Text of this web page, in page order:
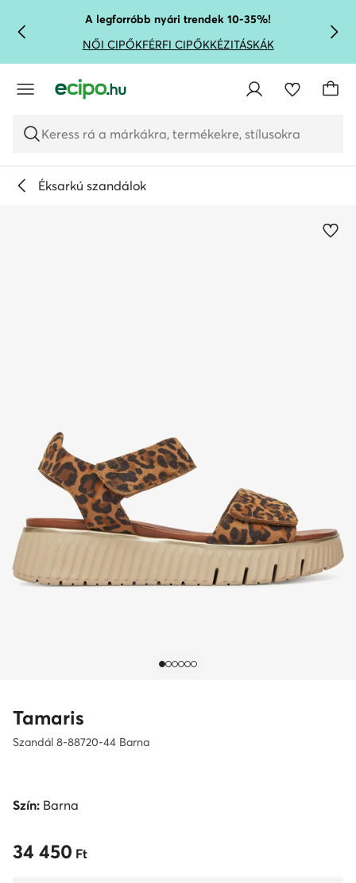
UGRÁS A FŐ TARTALOMRA
UGRÁS A KERESÉSHEZA legforróbb nyári trendek 10-35%!
NŐI CIPŐKFÉRFI CIPŐKKÉZITÁSKÁK
Keress rá a márkákra, termékekre, stílusokra
Éksarkú szandálok
Tamaris
Szandál 8-88720-44 Barna
Szín: Barna
34 450 Ft
34 450 Ft